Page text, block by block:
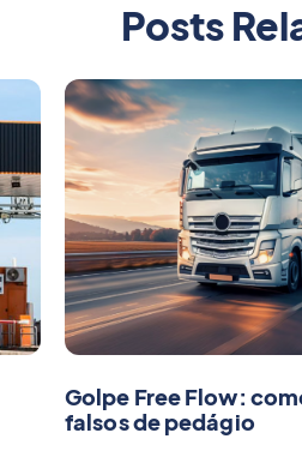
Posts
Golpe Free Flow:
falsos de pedágio